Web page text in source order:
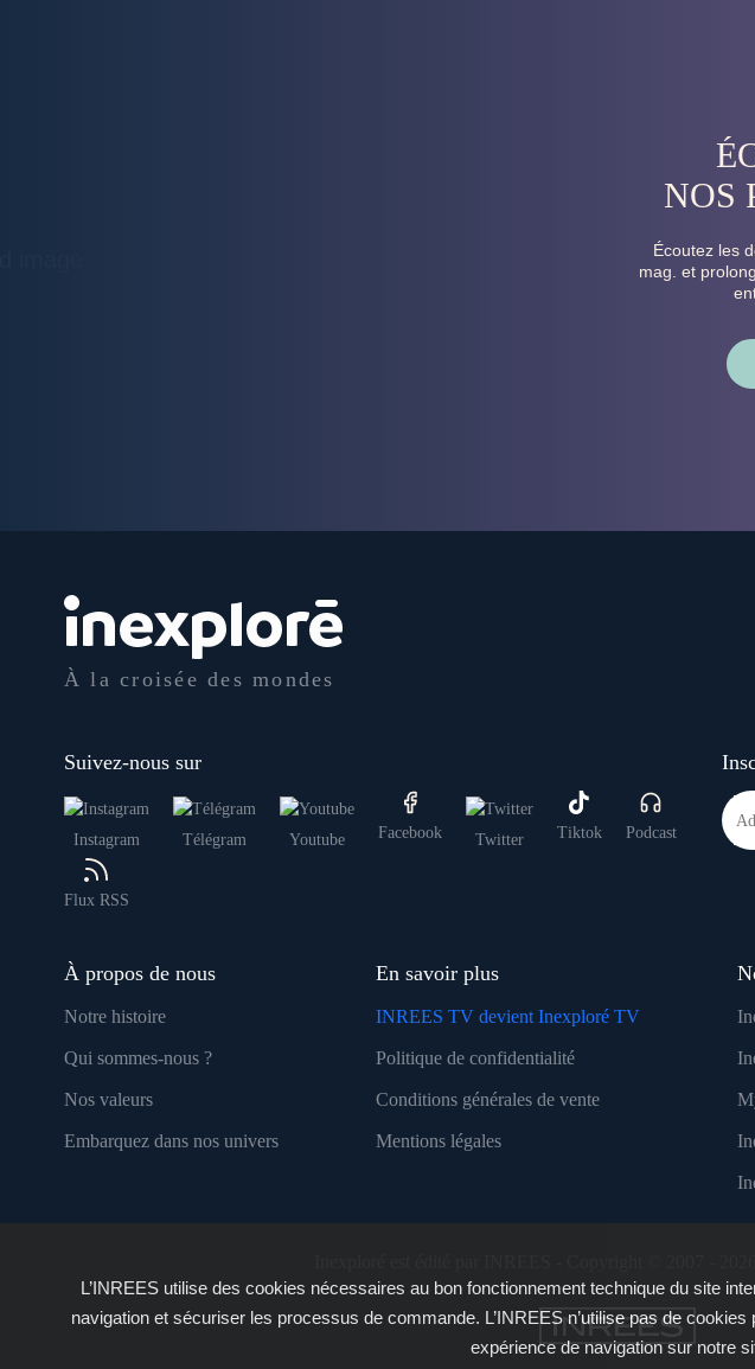
NOS
Écoutez les
mag. et
À la croisée des mondes
Suivez-nous sur
Instagram Télégram Youtube Facebook Twitter Tiktok Podcast
Flux RSS
À propos de nous
Notre histoire
Qui sommes-nous ?
Nos valeurs
Embarquez dans nos univers
En savoir plus
INREES TV devient Inexploré TV
Politique de confidentialité
Conditions générales de vente
Mentions légales
L’INREES utilise des cookies nécessaires au bon fonctionnement technique du site
navigation et sécuriser les processus de commande. L’INREES n’utilise pas de
expérience de navigation sur notre